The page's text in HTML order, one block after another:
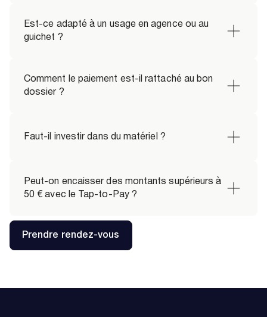
Est-ce adapté à un usage en agence ou au
guichet ?
Comment le paiement est-il rattaché au bon
dossier ?
Faut-il investir dans du matériel ?
Peut-on encaisser des montants supérieurs à
50 € avec le Tap-to-Pay ?
Prendre rendez-vous